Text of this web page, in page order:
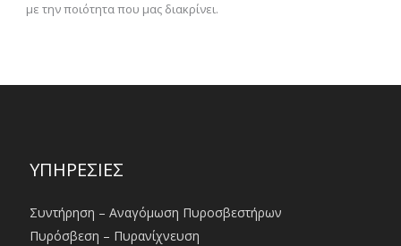
με την ποιότητα που μας διακρίνει.
ΥΠΗΡΕΣΙΕΣ
Συντήρηση – Αναγόμωση Πυροσβεστήρων
Πυρόσβεση – Πυρανίχνευση